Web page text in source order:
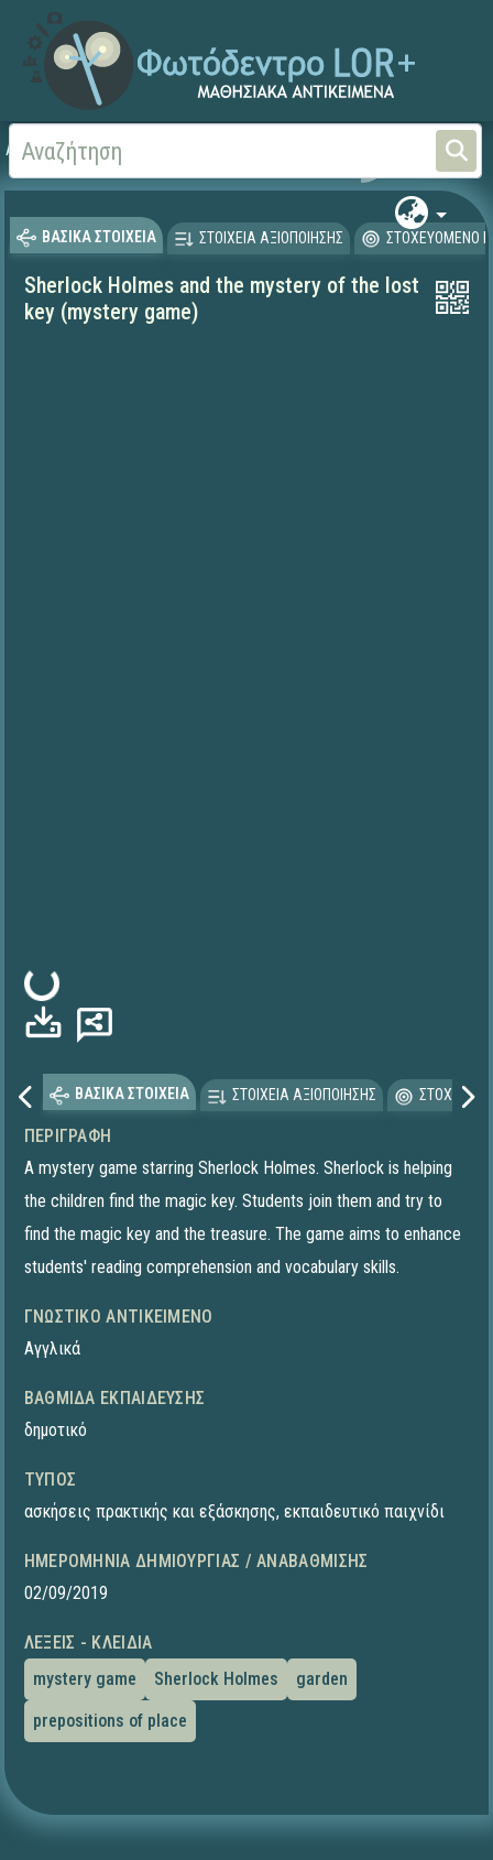
Αρχική Ξένες Γλώσσες -
ΒΑΣΙΚΑ ΣΤΟΙΧΕΙΑ ΣΤΟΙΧΕΙΑ ΑΞΙΟΠΟΙΗΣΗΣ ΣΤΟΧΕΥΟΜΕΝΟ
Sherlock Holmes and the mystery of the lost
key (mystery game)
Φόρτωση...
ΒΑΣΙΚΑ ΣΤΟΙΧΕΙΑ ΣΤΟΙΧΕΙΑ ΑΞΙΟΠΟΙΗΣΗΣ
ΠΕΡΙΓΡΑΦΉ
A mystery game starring Sherlock Holmes. Sherlock is helping
the children find the magic key. Students join them and try to
find the magic key and the treasure. The game aims to enhance
students' reading comprehension and vocabulary skills.
ΓΝΩΣΤΙΚΌ ΑΝΤΙΚΕΊΜΕΝΟ
Αγγλικά
ΒΑΘΜΊΔΑ ΕΚΠΑΊΔΕΥΣΗΣ
δημοτικό
ΤΎΠΟΣ
ασκήσεις πρακτικής και εξάσκησης, εκπαιδευτικό παιχνίδι
ΗΜΕΡΟΜΗΝΊΑ ΔΗΜΙΟΥΡΓΊΑΣ / ΑΝΑΒΆΘΜΙΣΗΣ
02/09/2019
ΛΈΞΕΙΣ - ΚΛΕΙΔΙΆ
mystery game
Sherlock Holmes
garden
prepositions of place